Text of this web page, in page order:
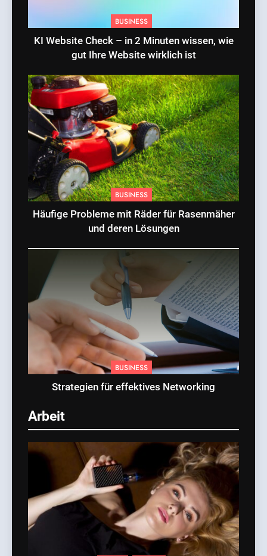
BUSINESS
KI Website Check – in 2 Minuten wissen, wie
gut Ihre Website wirklich ist
BUSINESS
Häufige Probleme mit Räder für Rasenmäher
und deren Lösungen
BUSINESS
Strategien für effektives Networking
Arbeit